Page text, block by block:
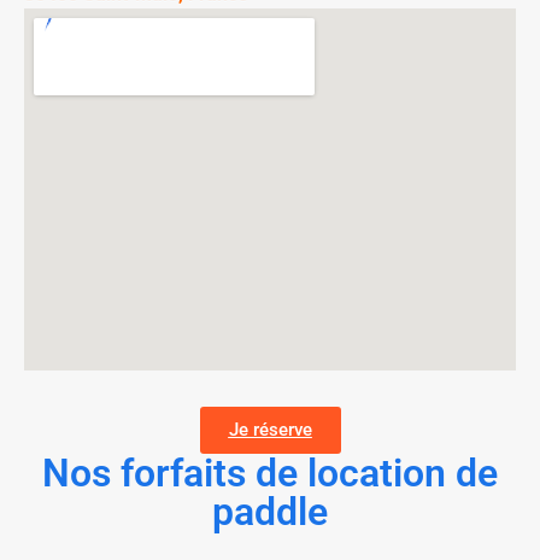
Je réserve
Nos forfaits de location de
paddle